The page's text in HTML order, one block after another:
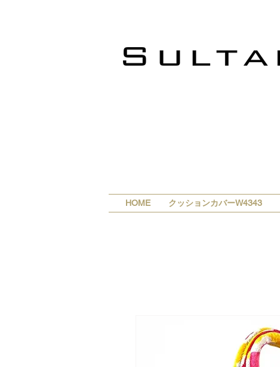
HOME クッションカバーW4343